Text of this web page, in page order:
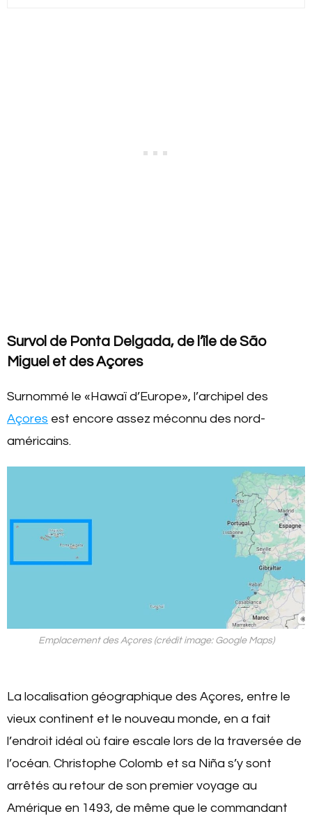
Survol de Ponta Delgada, de l’île de São
Miguel et des Açores
Surnommé le «Hawaï d’Europe», l’archipel des
Açores est encore assez méconnu des nord-
américains.
Emplacement des Açores (crédit image: Google Maps)
La localisation géographique des Açores, entre le
vieux continent et le nouveau monde, en a fait
l’endroit idéal où faire escale lors de la traversée de
l’océan. Christophe Colomb et sa Niña s’y sont
arrêtés au retour de son premier voyage au
Amérique en 1493, de même que le commandant